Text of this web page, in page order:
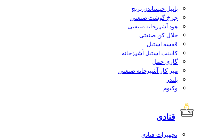
پاتیل خیساندن برنج
چرخ گوشت صنعتی
هود آشپزخانه صنعتی
خلال کن صنعتی
قفسه استیل
کابینت استیل آشپزخانه
گاری حمل
میز کار آشپزخانه صنعتی
بلندر
وکیوم
قنادی
تجهیزات قنادی